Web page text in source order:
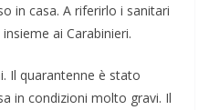
in casa. A riferirlo i sanitari
ai Carabinieri.
Il quarantenne è stato
in condizioni molto gravi. Il